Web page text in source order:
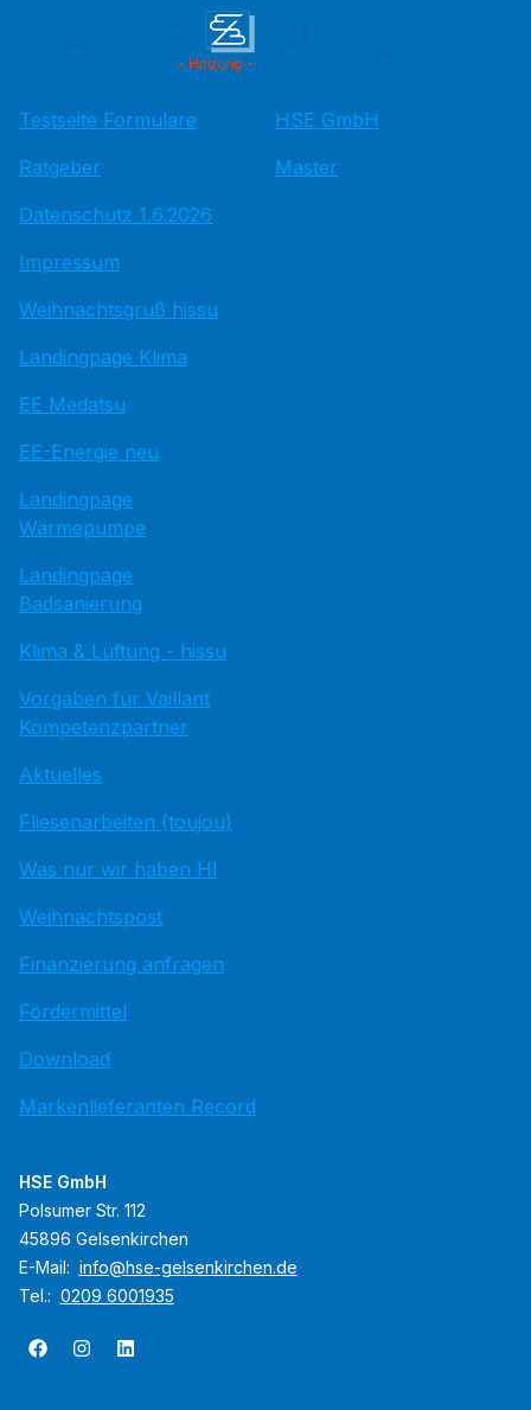
Testseite Formulare
Ratgeber
Datenschutz 1.6.2026
Impressum
Weihnachtsgruß hissu
Landingpage Klima
EE Medatsu
EE-Energie neu
Landingpage
Wärmepumpe
Landingpage
Badsanierung
Klima & Lüftung - hissu
Vorgaben für Vaillant
Kompetenzpartner
Aktuelles
Fliesenarbeiten (toujou)
Was nur wir haben HI
Weihnachtspost
Finanzierung anfragen
Fördermittel
Download
Markenlieferanten Record
HSE GmbH
Master
HSE GmbH
Polsumer Str. 112
45896 Gelsenkirchen
E-Mail: info@hse-gelsenkirchen.de
Tel.: 0209 6001935